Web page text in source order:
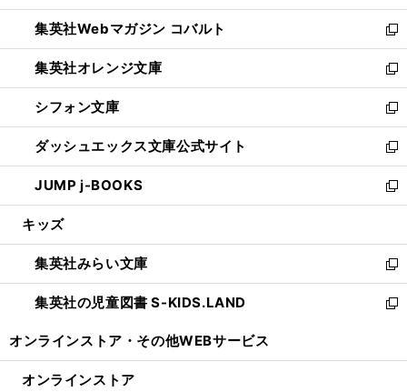
開
く
ウ
で
開
く
ン
ド
ウ
で
開
く
ウ
ィ
ン
ド
ウ
で
開
く
集英社Webマガジン コバルト
新
し
い
ウ
ィ
ン
ド
ウ
で
開
集英社オレンジ文庫
新
し
い
ウ
ィ
ン
ド
ウ
開
く
シフォン文庫
新
し
い
ウ
ィ
ン
ウ
で
開
く
ダッシュエックス文庫公式サイト
新
し
い
ウ
ン
ド
ウ
で
JUMP j-BOOKS
新
し
ウ
ィ
ン
ド
開
キッズ
集英社みらい文庫
新
し
い
ン
集英社の児童図書 S-KIDS.LAND
新
ウ
オンラインストア・ その他WEBサービス
オンラインストア